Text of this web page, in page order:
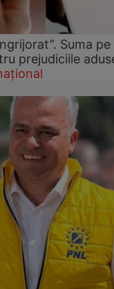
Suma pe
prejudiciile